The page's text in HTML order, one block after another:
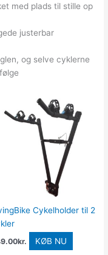
med plads til stille op
justerbar
og selve cyklerne
Cykelholder til 2
kr. KØB NU